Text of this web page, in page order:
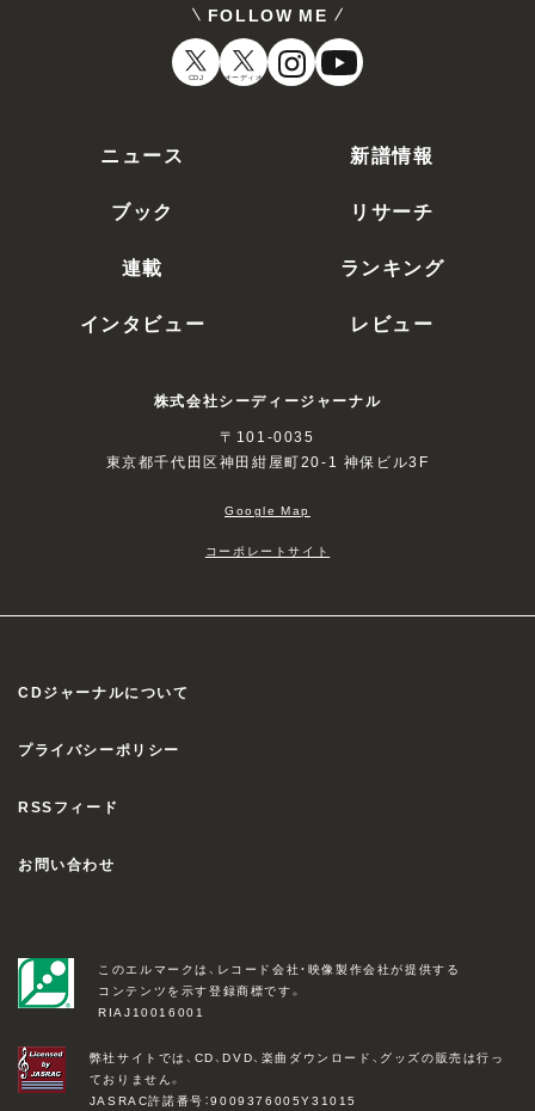
FOLLOW ME
CDJ オーディオ
ニュース
新譜情報
ブック
リサーチ
連載
ランキング
インタビュー
レビュー
株式会社シーディージャーナル
〒101-0035
東京都千代田区神田紺屋町20-1 神保ビル3F
Google Map
コーポレートサイト
CDジャーナルについて
プライバシーポリシー
RSSフィード
お問い合わせ
このエルマークは、レコード会社・映像製作会社が提供する
コンテンツを示す登録商標です。
RIAJ10016001
弊社サイトでは、CD、DVD、楽曲ダウンロード、グッズの販売は行っ
ておりません。
JASRAC許諾番号：9009376005Y31015